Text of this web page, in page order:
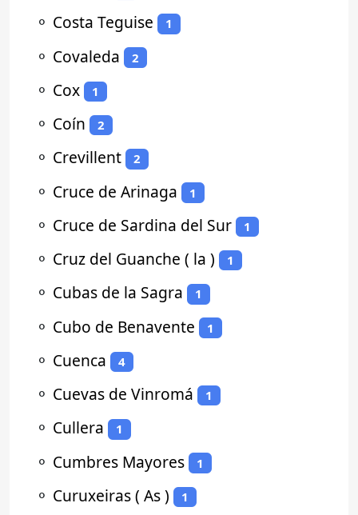
⚬ Costa Teguise 1
⚬ Covaleda 2
⚬ Cox 1
⚬ Coín 2
⚬ Crevillent 2
⚬ Cruce de Arinaga 1
⚬ Cruce de Sardina del Sur 1
⚬ Cruz del Guanche ( la ) 1
⚬ Cubas de la Sagra 1
⚬ Cubo de Benavente 1
⚬ Cuenca 4
⚬ Cuevas de Vinromá 1
⚬ Cullera 1
⚬ Cumbres Mayores 1
⚬ Curuxeiras ( As ) 1